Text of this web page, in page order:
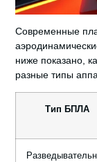
Современные
ниже показано,
разные типы
Тип БПЛА